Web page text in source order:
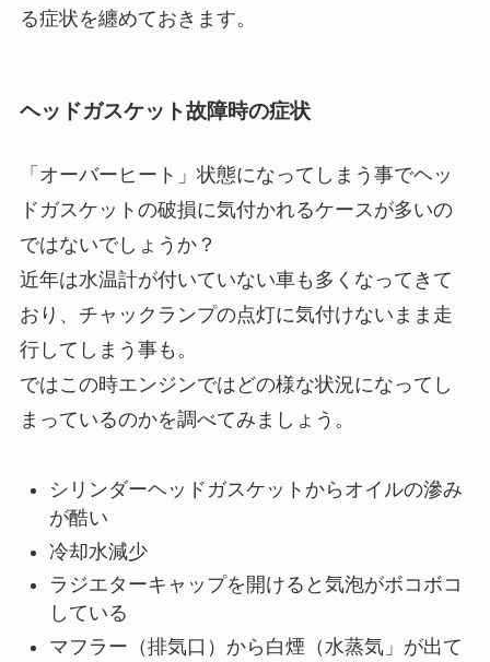
る症状を纏めておきます。
ヘッドガスケット故障時の症状
「オーバーヒート」状態になってしまう事でヘッ
ドガスケットの破損に気付かれるケースが多いの
ではないでしょうか？
近年は水温計が付いていない車も多くなってきて
おり、チャックランプの点灯に気付けないまま走
行してしまう事も。
ではこの時エンジンではどの様な状況になってし
まっているのかを調べてみましょう。
シリンダーヘッドガスケットからオイルの滲み
が酷い
冷却水減少
ラジエターキャップを開けると気泡がボコボコ
している
マフラー（排気口）から白煙（水蒸気」が出て